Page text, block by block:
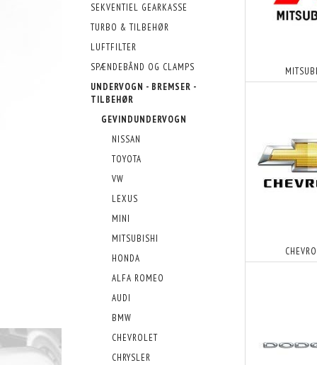
SEKVENTIEL GEARKASSE
TURBO & TILBEHØR
LUFTFILTER
SPÆNDEBÅND OG CLAMPS
UNDERVOGN - BREMSER -
TILBEHØR
GEVINDUNDERVOGN
NISSAN
TOYOTA
VW
LEXUS
MINI
MITSUBISHI
HONDA
ALFA ROMEO
AUDI
BMW
CHEVROLET
CHRYSLER